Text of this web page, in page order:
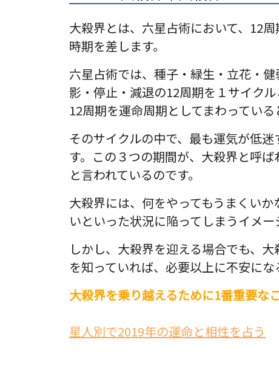
大殺界とは、六星占術において、12
時期を差します。
六星占術では、種子・緑生・立花・
影・停止・減退の12周期を１サイク
12周期を運命周期としてまわっている
そのサイクルの中で、最も運気が低
す。この３つの期間が、大殺界と呼
と言われているのです。
大殺界には、何をやってもうまくい
いといった状況に陥ってしまうイメー
しかし、大殺界を迎える場合でも、
を知っていれば、必要以上に不安にな
大殺界を乗り越えるために1番重要な
星人別で2019年の運命と相性を占う